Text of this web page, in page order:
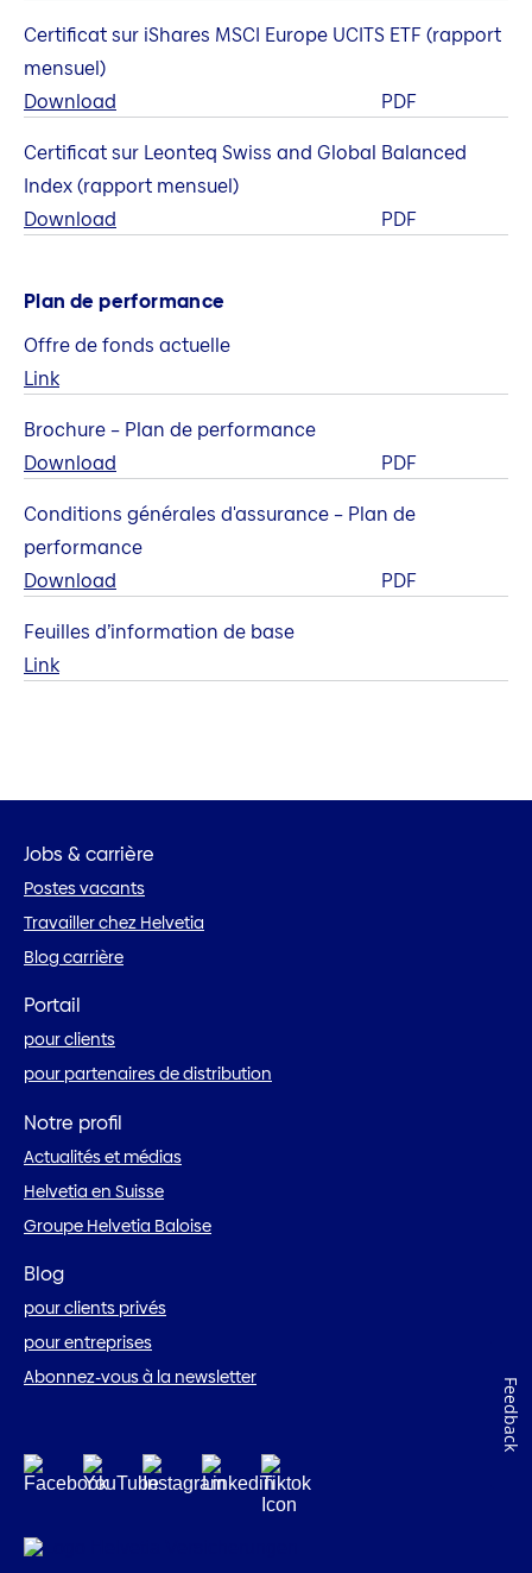
Certificat sur iShares MSCI Europe UCITS ETF (rapport
mensuel)
Download
PDF
Certificat sur Leonteq Swiss and Global Balanced
Index (rapport mensuel)
Download
PDF
Plan de performance
Offre de fonds actuelle
Link
Brochure – Plan de performance
Download
PDF
Conditions générales d'assurance – Plan de
performance
Download
PDF
Feuilles d’information de base
Link
Jobs & carrière
Postes vacants
Travailler chez Helvetia
Blog carrière
Portail
pour clients
pour partenaires de distribution
Notre profil
Actualités et médias
Helvetia en Suisse
Groupe Helvetia Baloise
Blog
pour clients privés
pour entreprises
Abonnez-vous à la newsletter
Feedback